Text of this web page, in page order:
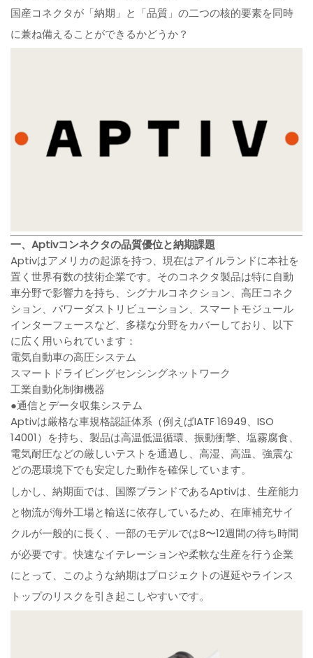
国産コネクタが「納期」と「品質」の二つの核的要素を同時
に兼ね備えることができるかどうか？
一、Aptivコンネクタの品質優位と納期課題
Aptivはアメリカの起源を持つ、現在はアイルランドに本社を
置く世界有数の技術企業です。そのコネクタ製品は特に自動
車分野で影響力を持ち、シグナルコネクション、高圧コネク
ション、パワーダストリビューション、スマートモジュール
インターフェースなど、多様な分野をカバーしており、以下
に広く用いられています：
電気自動車の高圧システム
スマートドライビングセンシングネットワーク
工業自動化制御機器
●通信とデータ収集システム
Aptivは厳格な車規格認証体系（例えばIATF 16949、ISO
14001）を持ち、製品は高温低温循環、振動衝撃、塩霧腐食、
電気耐圧などの厳しいテストを通過し、高湿、高温、強震な
どの悪環境下でも安定した動作を確保しています。
しかし、納期面では、国際ブランドであるAptivは、生産能力
と物流が海外工場と輸送に依存しているため、在庫補充サイ
クルが一般的に長く、一部のモデルでは8〜12週間の待ち時間
が必要です。快速なイテレーションや柔軟な生産を行う企業
にとって、このような納期はプロジェクトの遅延やラインス
トップのリスクを引き起こしやすいです。